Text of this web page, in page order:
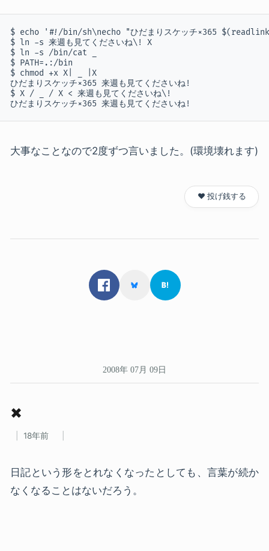
$ echo '#!/bin/sh\necho "ひだまりスケッチ×365
$ ln -s 来週も見てくださいね\! X
$ ln -s /bin/cat _
$ PATH=.:/bin
$ chmod +x X| _ |X
ひだまりスケッチ×365 来週も見てくださいね!
$ X / _ / X < 来週も見てくださいね\!
ひだまりスケッチ×365 来週も見てくださいね!
大事なことなので2度ずつ言いました。(環境壊れます)
❤️ 投げ銭する
2008年 07月 09日
✖
18年前
日記という形をとれなくなったとしても、言葉が続か
なくなることはないだろう。